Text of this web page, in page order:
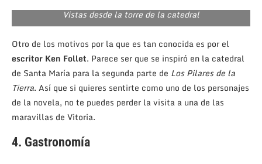
Vistas desde la torre de la catedral
Otro de los motivos por la que es tan conocida es por el
escritor Ken Follet. Parece ser que se inspiró en la catedral
de Santa María para la segunda parte de Los Pilares de la
Tierra. Así que si quieres sentirte como uno de los personajes
de la novela, no te puedes perder la visita a una de las
maravillas de Vitoria.
4. Gastronomía